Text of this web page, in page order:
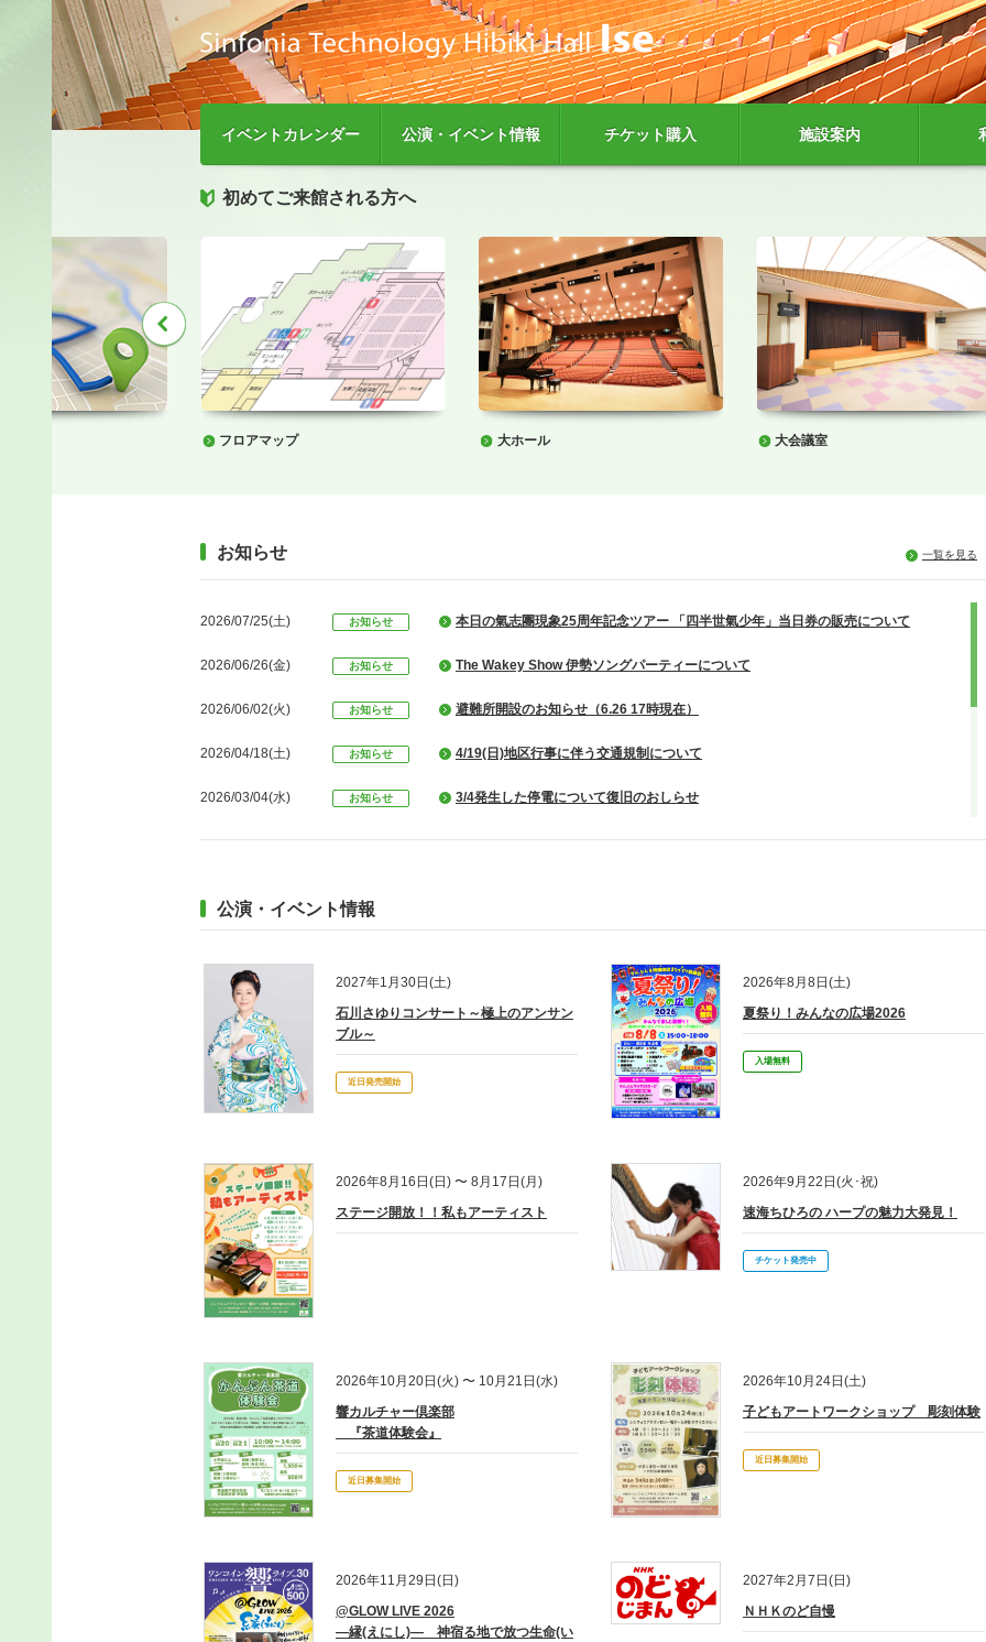
イベントカレンダー 公演・イベント情報 チケット購入 施設案内
初めてご来館される方へ
フロアマップ 大ホール 大会議室
お知らせ 一覧を見る
2026/07/25(土) お知らせ 本日の氣志團現象25周年記念ツアー 「四半世氣少年」当日券の販売について
2026/06/26(金) お知らせ The Wakey Show 伊勢ソングパーティーについて
2026/06/02(火) お知らせ 避難所開設のお知らせ（6.26 17時現在）
2026/04/18(土) お知らせ 4/19(日)地区行事に伴う交通規制について
2026/03/04(水) お知らせ 3/4発生した停電について復旧のおしらせ
2026/03/04(水) お知らせ 3/4 現在発生している停電について
2025/12/04(木) お知らせ 2026年3月3日(火)臨時休館のお知らせ
2025/12/04(木) お知らせ 年末年始の休館日、駐車場のご利用について
2025/07/30(水) お知らせ 【公演中止のおしらせ(追加)】めにみえない みみにしたい
公演・イベント情報
2027年1月30日(土)
石川さゆりコンサート～極上のアンサン
ブル～
近日発売開始
2026年8月8日(土)
夏祭り！みんなの広場2026
入場無料
2026年8月16日(日) 〜 8月17日(月)
ステージ開放！！私もアーティスト
2026年9月22日(火･祝)
速海ちひろの ハープの魅力大発見！
チケット発売中
2026年10月20日(火) 〜 10月21日(水)
響カルチャー倶楽部
『茶道体験会』
近日募集開始
2026年10月24日(土)
子どもアートワークショップ 彫刻体験
近日募集開始
2026年11月29日(日)
@GLOW LIVE 2026
—縁(えにし)― 神宿る地で放つ生命(い
2027年2月7日(日)
ＮＨＫのど自慢